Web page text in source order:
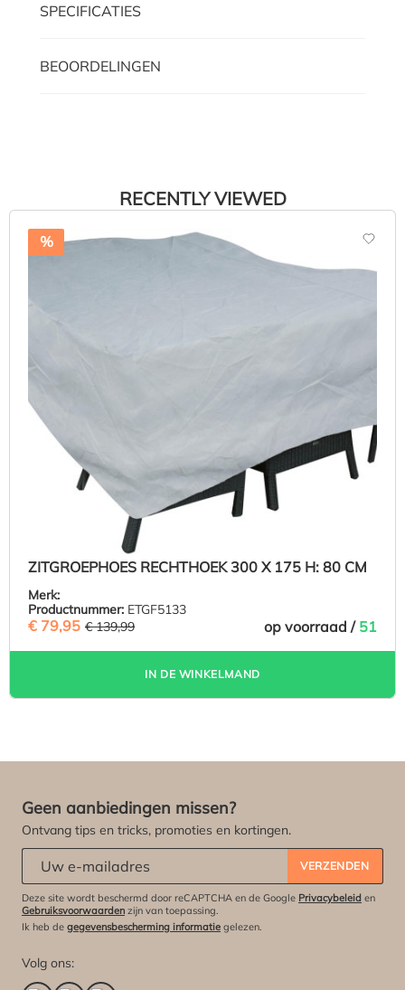
SPECIFICATIES
BEOORDELINGEN
RECENTLY VIEWED
%
ZITGROEPHOES RECHTHOEK 300 X 175 H: 80 CM
Merk:
Productnummer: ETGF5133
€ 79,95 € 139,99(42.89% BESPAARD) op voorraad / 51
IN DE WINKELMAND
Geen aanbiedingen missen?
Ontvang tips en tricks, promoties en kortingen.
VERZENDEN
Deze site wordt beschermd door reCAPTCHA en de Google Privacybeleid en
Gebruiksvoorwaarden zijn van toepassing.
Ik heb de gegevensbescherming informatie gelezen.
Volg ons: